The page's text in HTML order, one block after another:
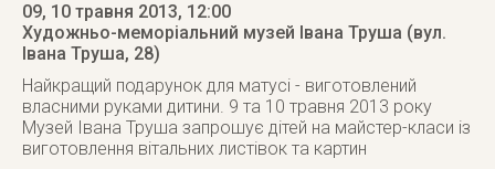
09, 10 травня 2013, 12:00
Художньо-меморіальний музей Івана Труша (вул.
Івана Труша, 28)
Найкращий подарунок для матусі - виготовлений
власними руками дитини. 9 та 10 травня 2013 року
Музей Івана Труша запрошує дітей на майстер-класи із
виготовлення вітальних листівок та картин